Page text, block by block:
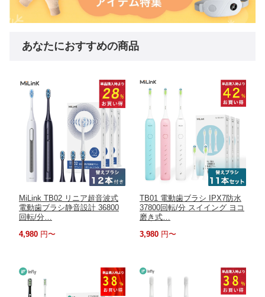
あなたにおすすめの商品
MiLink TB02 リニア超音波式
電動歯ブラシ静音設計 36800
回転/分…
4,980 円〜
TB01 電動歯ブラシ IPX7防水
37800回転/分 スイイング ヨコ
磨き式…
3,980 円〜